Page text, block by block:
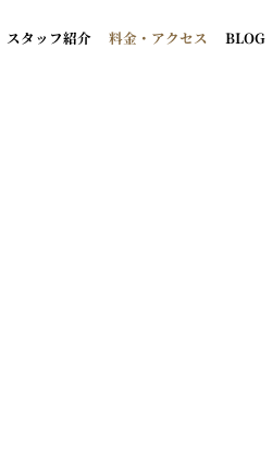
スタッフ紹介 料金・アクセス BLOG